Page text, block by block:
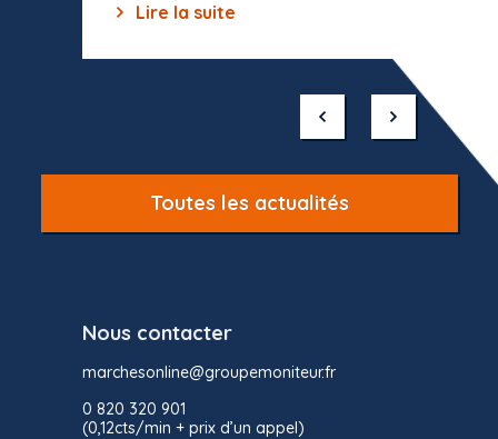
Lire la suite
Toutes les actualités
Nous contacter
marchesonline@groupemoniteur.fr
0 820 320 901
(0,12cts/min + prix d’un appel)